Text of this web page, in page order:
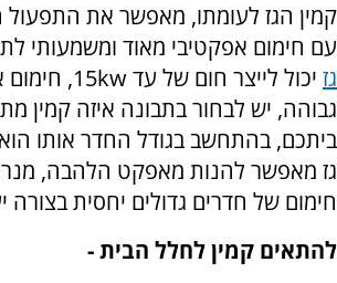
קמין הגז לעומתו, מאפשר את התפעול
עם חימום אפקטיבי מאוד ומשמעותי
גז יכול לייצר חום של עד15kw, חימום
גבוהה, יש לבחור בתבונה איזה קמין
ביתכם, בהתחשב בגודל החדר אותו
גז מאפשר להנות מאפקט הלהבה,
חימום של חדרים גדולים יחסית בצורה
להתאים קמין לחלל הבית -